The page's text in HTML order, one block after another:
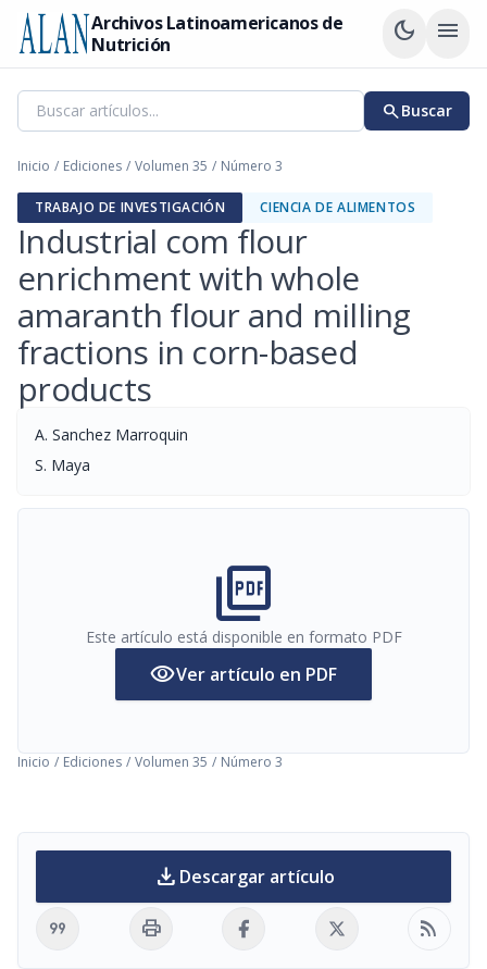
Archivos Latinoamericanos de
Nutrición
dark_mode menu
searchBuscar
Inicio / Ediciones / Volumen 35 / Número 3
TRABAJO DE INVESTIGACIÓN CIENCIA DE ALIMENTOS
Industrial com flour
enrichment with whole
amaranth flour and milling
fractions in corn-based
products
A. Sanchez Marroquin
S. Maya
picture_as_pdf
Este artículo está disponible en formato PDF
visibilityVer artículo en PDF
Inicio / Ediciones / Volumen 35 / Número 3
download Descargar artículo
format_quote print rss_feed